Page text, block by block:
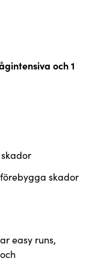
och 1
skador
easy runs,